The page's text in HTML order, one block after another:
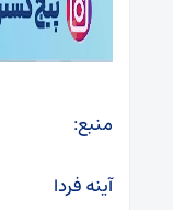
منبع:
آینه فردا